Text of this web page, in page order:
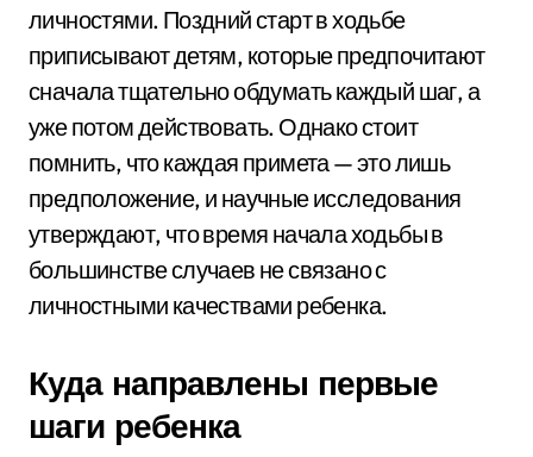
личностями. Поздний старт в ходьбе
приписывают детям, которые предпочитают
сначала тщательно обдумать каждый шаг, а
уже потом действовать. Однако стоит
помнить, что каждая примета — это лишь
предположение, и научные исследования
утверждают, что время начала ходьбы в
большинстве случаев не связано с
личностными качествами ребенка.
Куда направлены первые
шаги ребенка